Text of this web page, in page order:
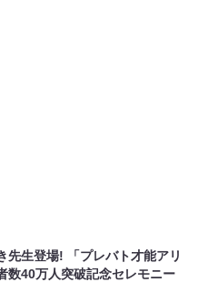
先生登場! 「プレバト才能アリ
数40万人突破記念セレモニー